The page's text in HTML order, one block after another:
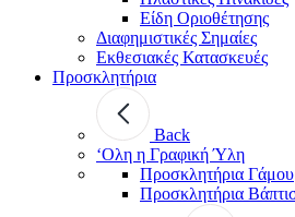
Είδη Οριοθέτησης
Διαφημιστικές Σημαίες
Εκθεσιακές Κατασκευές
Προσκλητήρια
Back
‘Ολη η Γραφική Ύλη
Προσκλητήρια Γάμου
Προσκλητήρια